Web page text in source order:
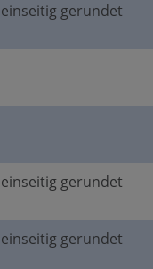
gerundet
gerundet
gerundet